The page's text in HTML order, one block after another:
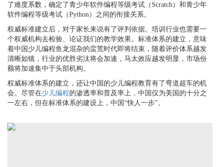
了难度系数，确定了青少年软件编程等级考试（ Scratch ）和青少年
软件编程等级考试（Python ）之间的衔接关系。
权威标准建立后，对于家长来说有了评判依据。培训行业也需要一
个权威机构去检验、论证我们的教学效果。 标准体系的建立，意味
着中国少儿编程鱼龙混杂的蛮荒时代即将结束，随着评价体系越发
清晰如镜，行业的优胜劣汰将会加速，马太效应越发明显，市场份
额将加速集中于头部机构。
权威标准体系的建立，还让中国的少儿编程教育有了弯道超车的机
会。尽管在少儿编程的渗透率和普及率上，中国仅为美国的十分之
一左右，但在标准体系的建设上，中国“快人一步”。